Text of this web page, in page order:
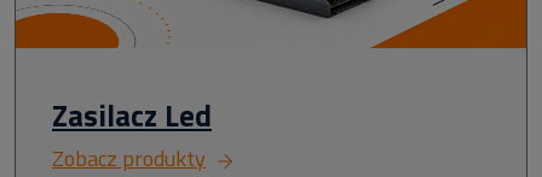
Zasilacz Led
Zobacz produkty